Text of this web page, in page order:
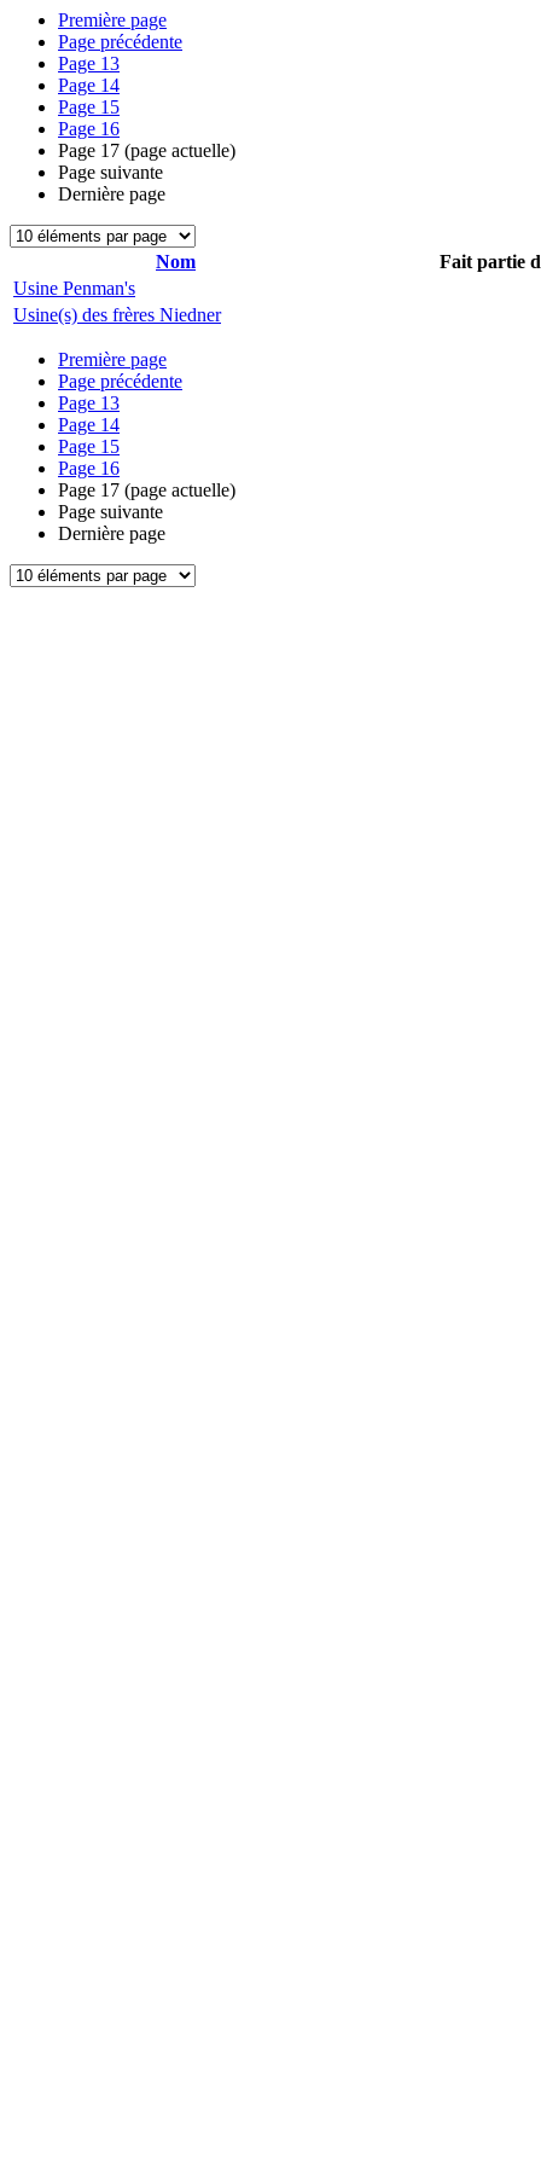
Première page
Page précédente
Page 13
Page 14
Page 15
Page 16
Page 17 (page actuelle)
Page suivante
Dernière page
Nom
Fait partie
Usine Penman's
Usine(s) des frères Niedner
Première page
Page précédente
Page 13
Page 14
Page 15
Page 16
Page 17 (page actuelle)
Page suivante
Dernière page